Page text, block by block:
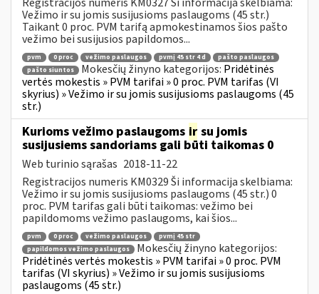
Vežimo ir su jomis susijusioms paslaugoms (45 str.)
Taikant 0 proc. PVM tarifą apmokestinamos šios pašto
vežimo bei susijusios papildomos...
pvm 0 proc vežimo paslaugos pvmį 45 str 4 d
pašto paslaugos
pašto siuntos
Mokesčių žinyno kategorijos: Pridėtinės
vertės mokestis » PVM tarifai » 0 proc. PVM tarifas (VI
skyrius) » Vežimo ir su jomis susijusioms paslaugoms (45
str.)
Kurioms vežimo paslaugoms ir su jomis
susijusiems sandoriams gali būti taikomas 0
Web turinio sąrašas 2018-11-22
Registracijos numeris KM0329 Ši informacija skelbiama:
Vežimo ir su jomis susijusioms paslaugoms (45 str.) 0
proc. PVM tarifas gali būti taikomas: vežimo bei
papildomoms vežimo paslaugoms, kai šios...
pvm 0 proc vežimo paslaugos
pvmį 45 str
papildomos vežimo paslaugos
Mokesčių žinyno kategorijos:
Pridėtinės vertės mokestis » PVM tarifai » 0 proc. PVM
tarifas (VI skyrius) » Vežimo ir su jomis susijusioms
paslaugoms (45 str.)